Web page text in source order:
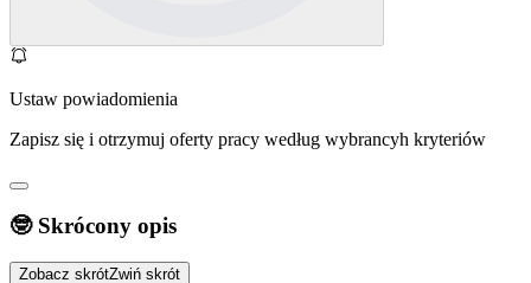
Ustaw powiadomienia
Zapisz się i otrzymuj oferty pracy według wybrancyh kryteriów
🤓 Skrócony opis
Zobacz skrótZwiń skrót